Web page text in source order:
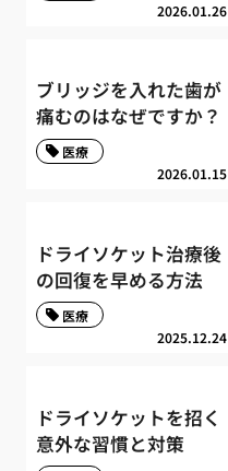
2026.01.26
ブリッジを入れた歯が
痛むのはなぜですか？
2026.01.15
医療
ドライソケット治療後
の回復を早める方法
2025.12.24
医療
ドライソケットを招く
意外な習慣と対策